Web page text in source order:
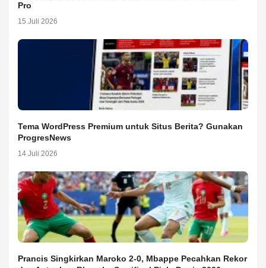
Pro
15 Juli 2026
Tema WordPress Premium untuk Situs Berita? Gunakan
ProgresNews
14 Juli 2026
Prancis Singkirkan Maroko 2-0, Mbappe Pecahkan Rekor